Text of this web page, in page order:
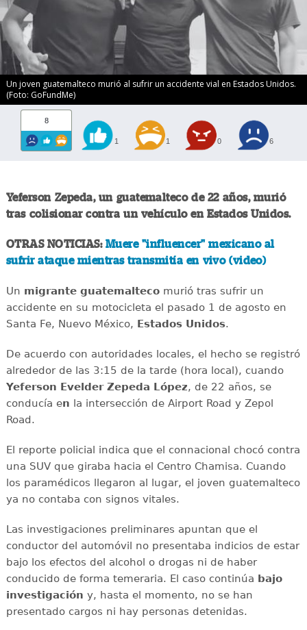
Un joven guatemalteco murió al sufrir un accidente vial en Estados Unidos.
(Foto: GoFundMe)
8
1 1 0 6
Yeferson Zepeda, un guatemalteco de 22 años, murió
tras colisionar contra un vehículo en Estados Unidos.
OTRAS NOTICIAS: Muere "influencer" mexicano al
sufrir ataque mientras transmitía en vivo (video)
Un migrante guatemaltecomurió tras sufrir un
accidente en su motocicleta el pasado 1 de agosto en
Santa Fe, Nuevo México, Estados Unidos.
De acuerdo con autoridades locales, el hecho se registró
alrededor de las 3:15 de la tarde (hora local), cuando
Yeferson Evelder Zepeda López, de 22 años, se
conducía en la intersección de Airport Road y Zepol
Road.
El reporte policial indica que el connacional chocó contra
una SUV que giraba hacia el Centro Chamisa. Cuando
los paramédicos llegaron al lugar, el joven guatemalteco
ya no contaba con signos vitales.
Las investigaciones preliminares apuntan que el
conductor del automóvil no presentaba indicios de estar
bajo los efectos del alcohol o drogas ni de haber
conducido de forma temeraria. El caso continúa bajo
investigación y, hasta el momento, no se han
presentado cargos ni hay personas detenidas.